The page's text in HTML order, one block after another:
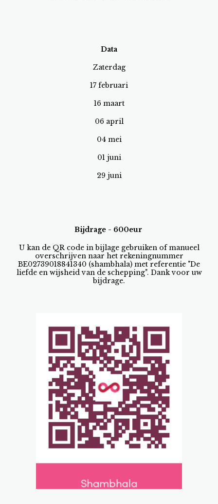
Data
Zaterdag
17 februari
16 maart
06 april
04 mei
01 juni
29 juni
Bijdrage - 600eur
U kan de QR code in bijlage gebruiken of manueel
overschrijven naar het rekeningnummer
BE02739018841340 (shambhala) met referentie "De
liefde en wijsheid van de schepping". Dank voor uw
bijdrage.